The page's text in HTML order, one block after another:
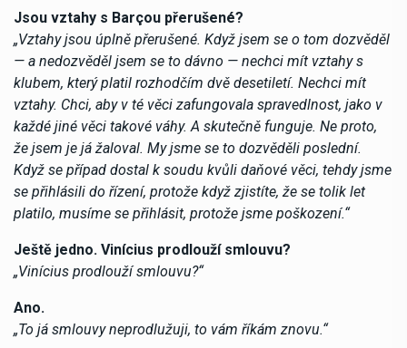
Jsou vztahy s Barçou přerušené?
„Vztahy jsou úplně přerušené. Když jsem se o tom dozvěděl
— a nedozvěděl jsem se to dávno — nechci mít vztahy s
klubem, který platil rozhodčím dvě desetiletí. Nechci mít
vztahy. Chci, aby v té věci zafungovala spravedlnost, jako v
každé jiné věci takové váhy. A skutečně funguje. Ne proto,
že jsem je já žaloval. My jsme se to dozvěděli poslední.
Když se případ dostal k soudu kvůli daňové věci, tehdy jsme
se přihlásili do řízení, protože když zjistíte, že se tolik let
platilo, musíme se přihlásit, protože jsme poškození.“
Ještě jedno. Vinícius prodlouží smlouvu?
„Vinícius prodlouží smlouvu?“
Ano.
„To já smlouvy neprodlužuji, to vám říkám znovu.“